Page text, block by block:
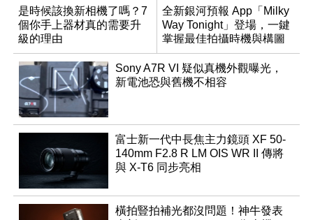
是時候該換新相機了嗎？7
個你手上器材真的需要升
級的理由
全新銀河預報 App「Milky
Way Tonight」登場，一鍵
掌握最佳拍攝時機與構圖
Sony A7R VI 疑似真機外觀曝光，
新電池恐與舊機不相容
富士新一代中長焦主力鏡頭 XF 50-
140mm F2.8 R LM OIS WR II 傳將
與 X-T6 同步亮相
橫拍豎拍補光都沒問題！神牛發表